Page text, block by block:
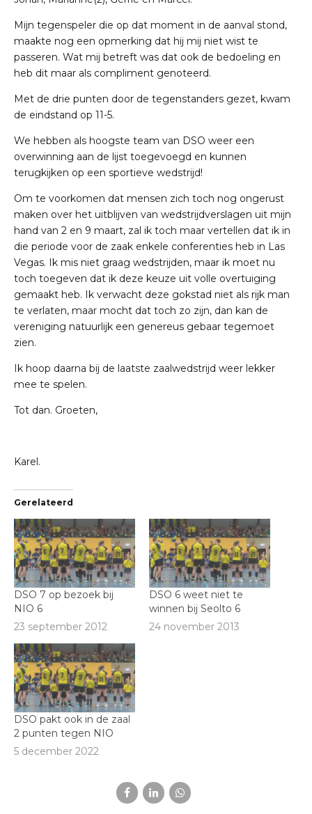
Mijn tegenspeler die op dat moment in de aanval stond,
maakte nog een opmerking dat hij mij niet wist te
passeren. Wat mij betreft was dat ook de bedoeling en
heb dit maar als compliment genoteerd.
Met de drie punten door de tegenstanders gezet, kwam
de eindstand op 11-5.
We hebben als hoogste team van DSO weer een
overwinning aan de lijst toegevoegd en kunnen
terugkijken op een sportieve wedstrijd!
Om te voorkomen dat mensen zich toch nog ongerust
maken over het uitblijven van wedstrijdverslagen uit mijn
hand van 2 en 9 maart, zal ik toch maar vertellen dat ik in
die periode voor de zaak enkele conferenties heb in Las
Vegas. Ik mis niet graag wedstrijden, maar ik moet nu
toch toegeven dat ik deze keuze uit volle overtuiging
gemaakt heb. Ik verwacht deze gokstad niet als rijk man
te verlaten, maar mocht dat toch zo zijn, dan kan de
vereniging natuurlijk een genereus gebaar tegemoet
zien.
Ik hoop daarna bij de laatste zaalwedstrijd weer lekker
mee te spelen.
Tot dan. Groeten,
Karel.
Gerelateerd
DSO 7 op bezoek bij
NIO 6
23 september 2012
DSO 6 weet niet te
winnen bij Seolto 6
24 november 2013
DSO pakt ook in de zaal
2 punten tegen NIO
5 december 2022